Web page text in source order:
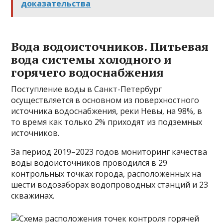
доказательства
Вода водоисточников. Питьевая
вода системы холодного и
горячего водоснабжения
Поступление воды в Санкт-Петербург
осуществляется в основном из поверхностного
источника водоснабжения, реки Невы, на 98%, в
то время как только 2% приходят из подземных
источников.
За период 2019–2023 годов мониторинг качества
воды водоисточников проводился в 29
контрольных точках города, расположенных на
шести водозаборах водопроводных станций и 23
скважинах.